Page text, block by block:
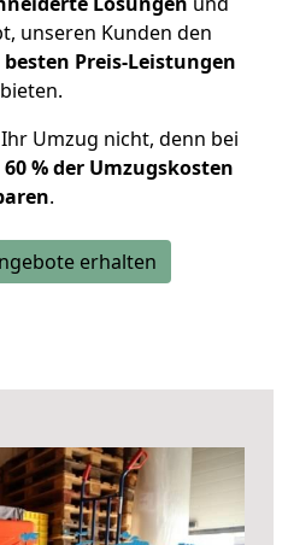
unseren Kunden den
besten Preis-Leistungen
Umzug nicht, denn bei
60 % der Umzugskosten
.
erhalten